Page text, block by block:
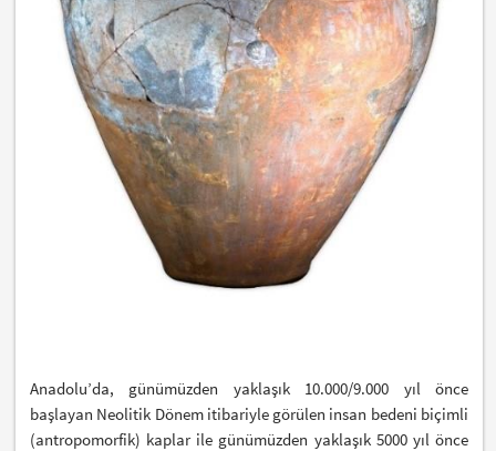
Anadolu’da, günümüzden yaklaşık 10.000/9.000 yıl önce
başlayan Neolitik Dönem itibariyle görülen insan bedeni biçimli
(antropomorfik) kaplar ile günümüzden yaklaşık 5000 yıl önce